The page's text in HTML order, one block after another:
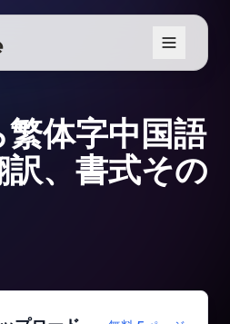
体字中国語
、書式その